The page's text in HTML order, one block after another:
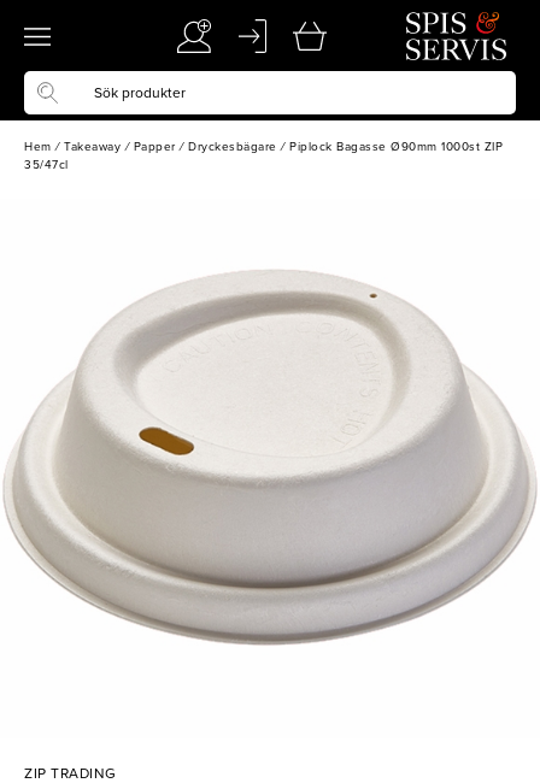
Hem / Takeaway / Papper / Dryckesbägare / Piplock Bagasse Ø90mm 1000st ZIP
35/47cl
ZIP TRADING